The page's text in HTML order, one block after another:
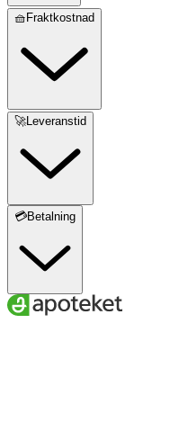
🧺Fraktkostnad
🚀Leveranstid
💳Betalning